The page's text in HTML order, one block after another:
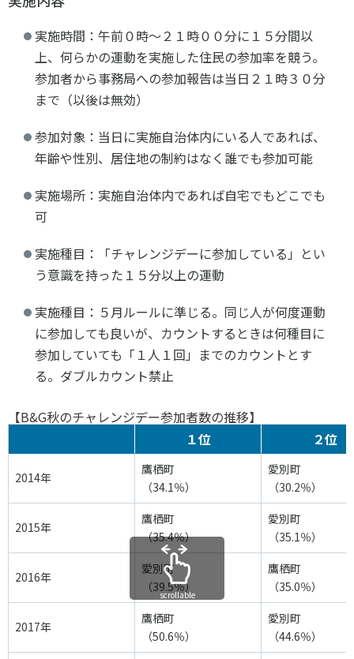
実施時間：午前０時～２１時００分に１５分間以
上、何らかの運動を実施した住民の参加率を競う。
参加者から事務局への参加報告は当日２１時３０分
まで（以後は無効）
参加対象：当日に実施自治体内にいる人であれば、
年齢や性別、居住地の制約はなく誰でも参加可能
実施場所：実施自治体内であれば自宅でもどこでも
可
実施種目：「チャレンジデーに参加している」とい
う意識を持った１５分以上の運動
実施種目：５月ルールに準じる。同じ人が何度運動
に参加しても良いが、カウントするときは何種目に
参加していても「１人１回」までのカウントとす
る。ダブルカウント禁止
【B&G秋のチャレンジデー参加者数の推移】
１位
２位
2014年
鷹栖町
（34.1％）
愛別町
（30.2％）
2015年
鷹栖町
（35.4％）
愛別町
（35.1％）
2016年
愛別町
（39.5％）
鷹栖町
（35.0％）
2017年
鷹栖町
（50.6％）
愛別町
（44.6％）
scrollable